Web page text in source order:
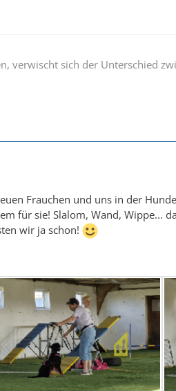
verwischt sich der Unterschied
Frauchen und uns in der
für sie! Slalom, Wand, Wippe...
wir ja schon!